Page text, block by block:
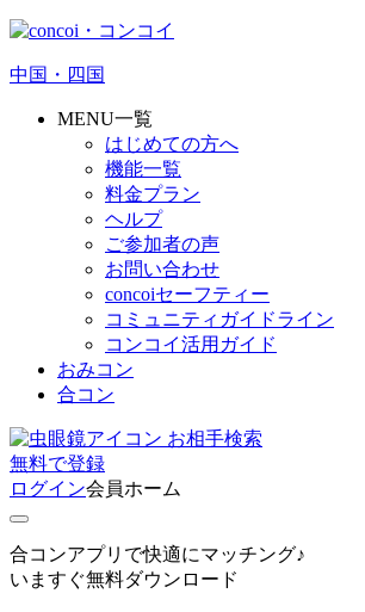
中国・四国
MENU一覧
はじめての方へ
機能一覧
料金プラン
ヘルプ
ご参加者の声
お問い合わせ
concoiセーフティー
コミュニティガイドライン
コンコイ活用ガイド
おみコン
合コン
お相手検索
無料で登録
ログイン会員ホーム
合コンアプリで快適にマッチング♪
いますぐ無料ダウンロード